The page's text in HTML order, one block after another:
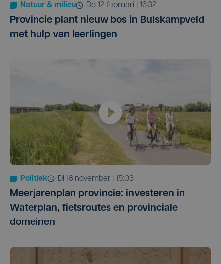
Natuur & milieu do 12 februari | 16:32
Provincie plant nieuw bos in Bulskampveld
met hulp van leerlingen
Politiek di 18 november | 15:03
Meerjarenplan provincie: investeren in
Waterplan, fietsroutes en provinciale
domeinen